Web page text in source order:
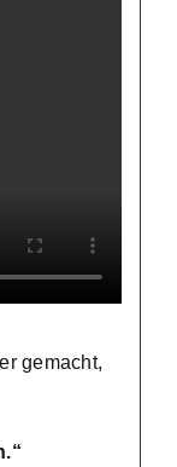
gemacht,